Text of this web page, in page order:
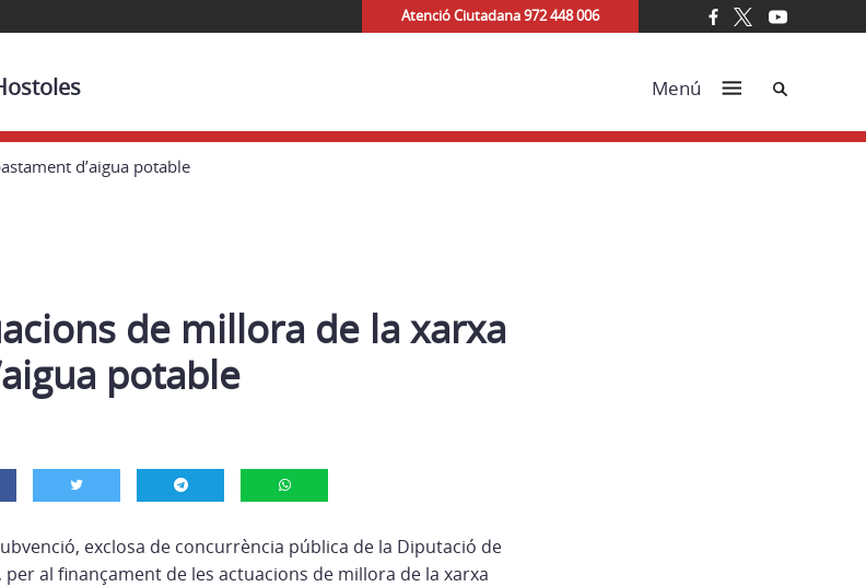
Atenció Ciutadana 972 448 006
Menú Cerca
d’aigua potable
de millora de la xarxa
potable
exclosa de concurrència pública de la Diputació de
al finançament de les actuacions de millora de la xarxa